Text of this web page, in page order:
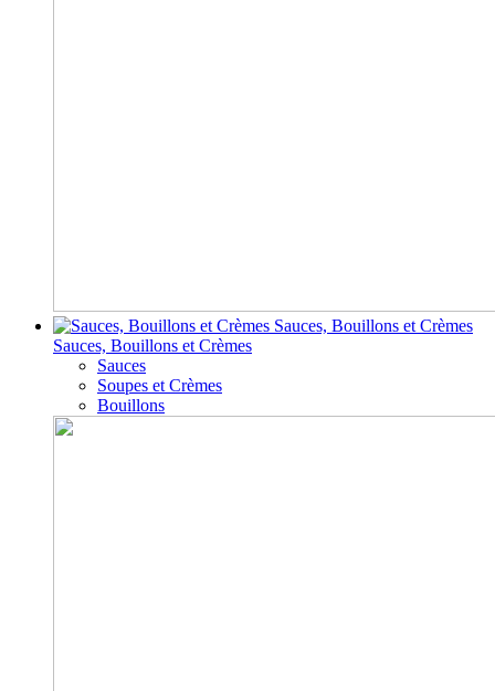
Sauces, Bouillons et Crèmes
Sauces, Bouillons et Crèmes
Sauces
Soupes et Crèmes
Bouillons